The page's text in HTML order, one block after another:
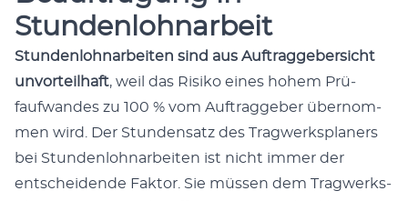
Stundenlohnarbeit
Stun­den­lohnar­beit­en sind aus Auf­tragge­ber­sicht
unvorteil­haft, weil das Risiko eines hohem Prü­
faufwan­des zu 100 % vom Auf­tragge­ber über­nom­
men wird. Der Stun­den­satz des Trag­w­erk­s­plan­ers
bei Stun­den­lohnar­beit­en ist nicht immer der
entschei­dende Fak­tor. Sie müssen dem Trag­w­erk­s­